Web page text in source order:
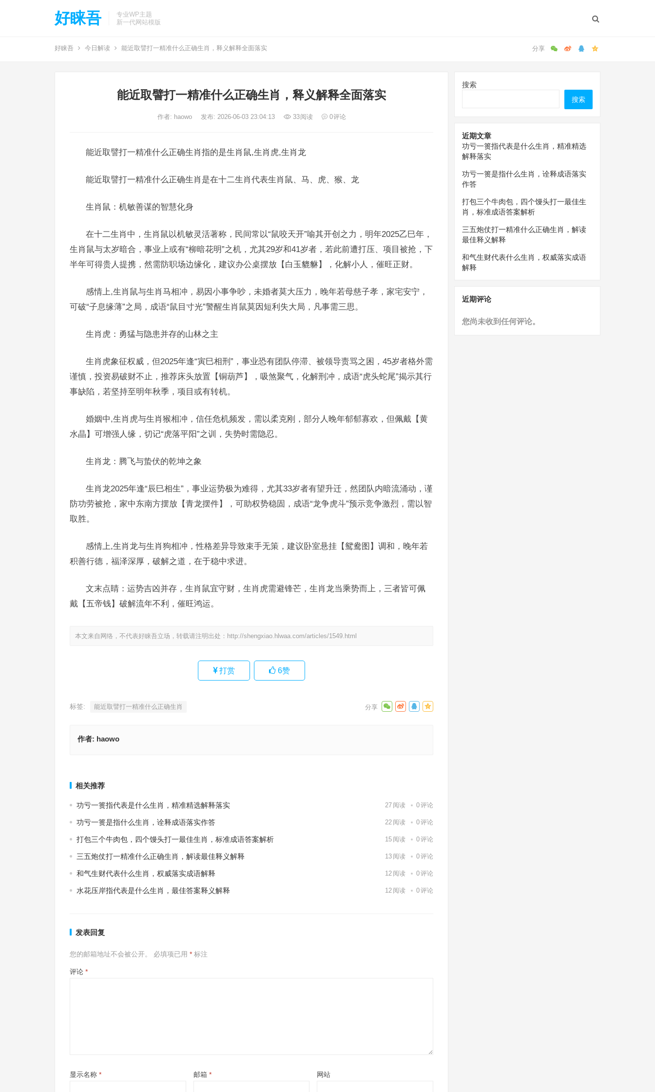
好睐吾
专业WP主题
新一代网站模版
好睐吾 今日解读 能近取譬打一精准什么正确生肖，释义解释全面落实
能近取譬打一精准什么正确生肖，释义解释全面落实
作者: haowo 发布: 2026-06-03 23:04:13 33阅读 0评论
能近取譬打一精准什么正确生肖指的是生肖鼠,生肖虎,生肖龙
能近取譬打一精准什么正确生肖是在十二生肖代表生肖鼠、马、虎、猴、龙
生肖鼠：机敏善谋的智慧化身
在十二生肖中，生肖鼠以机敏灵活著称，民间常以“鼠咬天开”喻其开创之力，明年2025乙巳年，
生肖鼠与太岁暗合，事业上或有“柳暗花明”之机，尤其29岁和41岁者，若此前遭打压、项目被抢，下
半年可得贵人提携，然需防职场边缘化，建议办公桌摆放【白玉貔貅】，化解小人，催旺正财。
感情上,生肖鼠与生肖马相冲，易因小事争吵，未婚者莫大压力，晚年若母慈子孝，家宅安宁，
可破“子息缘薄”之局，成语“鼠目寸光”警醒生肖鼠莫因短利失大局，凡事需三思。
生肖虎：勇猛与隐患并存的山林之主
生肖虎象征权威，但2025年逢“寅巳相刑”，事业恐有团队停滞、被领导责骂之困，45岁者格外需
谨慎，投资易破财不止，推荐床头放置【铜葫芦】，吸煞聚气，化解刑冲，成语“虎头蛇尾”揭示其行
事缺陷，若坚持至明年秋季，项目或有转机。
婚姻中,生肖虎与生肖猴相冲，信任危机频发，需以柔克刚，部分人晚年郁郁寡欢，但佩戴【黄
水晶】可增强人缘，切记“虎落平阳”之训，失势时需隐忍。
生肖龙：腾飞与蛰伏的乾坤之象
生肖龙2025年逢“辰巳相生”，事业运势极为难得，尤其33岁者有望升迁，然团队内暗流涌动，谨
防功劳被抢，家中东南方摆放【青龙摆件】，可助权势稳固，成语“龙争虎斗”预示竞争激烈，需以智
取胜。
感情上,生肖龙与生肖狗相冲，性格差异导致束手无策，建议卧室悬挂【鸳鸯图】调和，晚年若
积善行德，福泽深厚，破解之道，在于稳中求进。
文末点睛：运势吉凶并存，生肖鼠宜守财，生肖虎需避锋芒，生肖龙当乘势而上，三者皆可佩
戴【五帝钱】破解流年不利，催旺鸿运。
本文来自网络，不代表好睐吾立场，转载请注明出处： http://shengxiao.hlwaa.com/articles/1549.html
打赏 6赞
标签: 能近取譬打一精准什么正确生肖
作者: haowo
相关推荐
功亏一篑指代表是什么生肖，精准精选解释落实 27 阅读 0评论
功亏一篑是指什么生肖，诠释成语落实作答 22 阅读 0评论
打包三个牛肉包，四个馒头打一最佳生肖，标准成语答案解析 15 阅读 0评论
三五炮仗打一精准什么正确生肖，解读最佳释义解释 13 阅读 0评论
和气生财代表什么生肖，权威落实成语解释 12 阅读 0评论
水花压岸指代表是什么生肖，最佳答案释义解释 12 阅读 0评论
发表回复
您的邮箱地址不会被公开。 必填项已用 * 标注
评论 *
显示名称 * 邮箱 * 网站
搜索
搜索
近期文章
功亏一篑指代表是什么生肖，精准精选
解释落实
功亏一篑是指什么生肖，诠释成语落实
作答
打包三个牛肉包，四个馒头打一最佳生
肖，标准成语答案解析
三五炮仗打一精准什么正确生肖，解读
最佳释义解释
和气生财代表什么生肖，权威落实成语
解释
近期评论
您尚未收到任何评论。